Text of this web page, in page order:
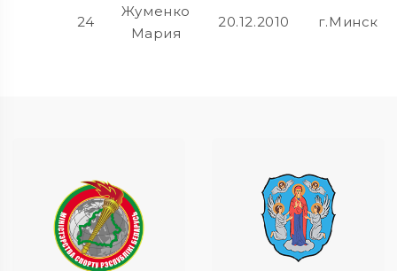
24
Жуменко
Мария
20.12.2010 г.Минск